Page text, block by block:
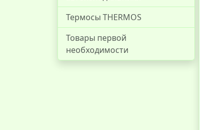
Термосы THERMOS
Товары первой
необходимости